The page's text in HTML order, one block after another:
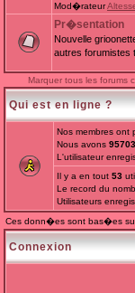
Mod�rateur
Pr�sentation
Nouvelle
autres
Marquer tous les forums
Qui est en ligne ?
Nos membres
Nous avons
L'utilisateur
Il y a en tout 53
Le record du
Utilisateurs
Ces donn�es sont bas�es
Connexion